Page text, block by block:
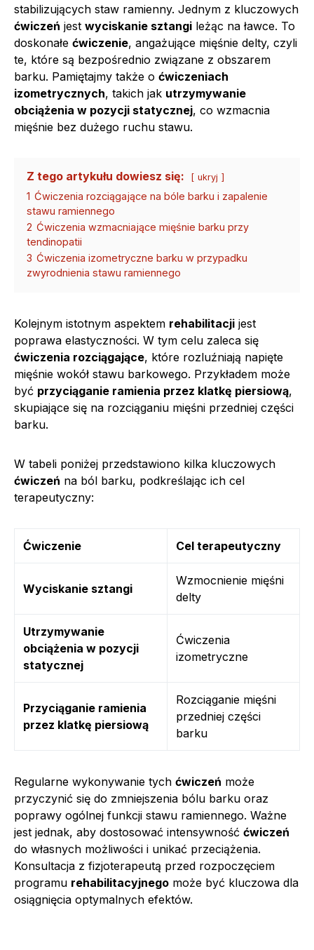
stabilizujących staw ramienny. Jednym z kluczowych
ćwiczeń jest wyciskanie sztangi leżąc na ławce. To
doskonałe ćwiczenie, angażujące mięśnie delty, czyli
te, które są bezpośrednio związane z obszarem
barku. Pamiętajmy także o ćwiczeniach
izometrycznych, takich jak utrzymywanie
obciążenia w pozycji statycznej, co wzmacnia
mięśnie bez dużego ruchu stawu.
Z tego artykułu dowiesz się: ukryj
1 Ćwiczenia rozciągające na bóle barku i zapalenie
stawu ramiennego
2 Ćwiczenia wzmacniające mięśnie barku przy
tendinopatii
3 Ćwiczenia izometryczne barku w przypadku
zwyrodnienia stawu ramiennego
Kolejnym istotnym aspektem rehabilitacji jest
poprawa elastyczności. W tym celu zaleca się
ćwiczenia rozciągające, które rozluźniają napięte
mięśnie wokół stawu barkowego. Przykładem może
być przyciąganie ramienia przez klatkę piersiową,
skupiające się na rozciąganiu mięśni przedniej części
barku.
W tabeli poniżej przedstawiono kilka kluczowych
ćwiczeń na ból barku, podkreślając ich cel
terapeutyczny:
Ćwiczenie Cel terapeutyczny
Wyciskanie sztangi
Wzmocnienie mięśni
delty
Utrzymywanie
obciążenia w pozycji
statycznej
Ćwiczenia
izometryczne
Przyciąganie ramienia
przez klatkę piersiową
Rozciąganie mięśni
przedniej części
barku
Regularne wykonywanie tych ćwiczeń może
przyczynić się do zmniejszenia bólu barku oraz
poprawy ogólnej funkcji stawu ramiennego. Ważne
jest jednak, aby dostosować intensywność ćwiczeń
do własnych możliwości i unikać przeciążenia.
Konsultacja z fizjoterapeutą przed rozpoczęciem
programu rehabilitacyjnego może być kluczowa dla
osiągnięcia optymalnych efektów.